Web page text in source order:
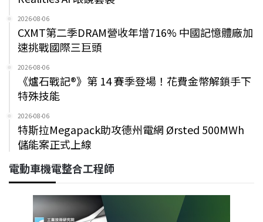
2026-08-06
CXMT第二季DRAM營收年增716% 中國記憶體廠加
速挑戰國際三巨頭
2026-08-06
《爐石戰記®》第 14 賽季登場！花費金幣解鎖手下
特殊技能
2026-08-06
特斯拉Megapack助攻德州電網 Ørsted 500MWh
儲能案正式上線
電動車機電整合工程師